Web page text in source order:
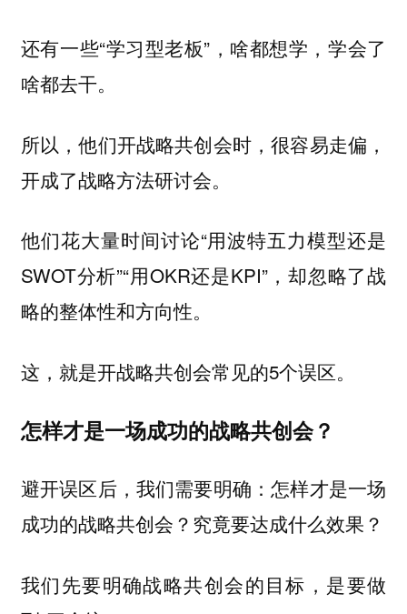
还有一些“学习型老板”，啥都想学，学会了
啥都去干。
所以，他们开战略共创会时，很容易走偏，
开成了战略方法研讨会。
他们花大量时间讨论“用波特五力模型还是
SWOT分析”“用OKR还是KPI”，却忽略了战
略的整体性和方向性。
这，就是开战略共创会常见的5个误区。
怎样才是一场成功的战略共创会？
避开误区后，我们需要明确：怎样才是一场
成功的战略共创会？究竟要达成什么效果？
我们先要明确战略共创会的目标，是要做